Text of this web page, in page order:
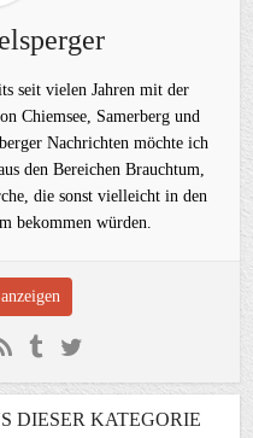
seit vielen Jahren mit der
Chiemsee, Samerberg und
Nachrichten möchte ich
den Bereichen Brauchtum,
die sonst vielleicht in den
bekommen würden.
DIESER KATEGORIE